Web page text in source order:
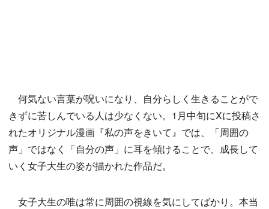
何気ない言葉が呪いになり、自分らしく生きることがで
きずに苦しんでいる人は少なくない。1月中旬にXに投稿さ
れたオリジナル漫画『私の声をきいて』では、「周囲の
声」ではなく「自分の声」に耳を傾けることで、成長して
いく女子大生の姿が描かれた作品だ。
女子大生の唯は常に周囲の視線を気にしてばかり。本当